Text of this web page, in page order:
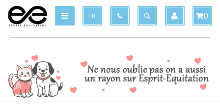
FR 0
Produit ajouté au panier x
Produit supprimé du panier x